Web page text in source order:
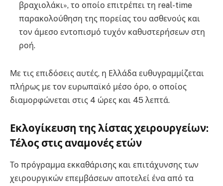
βραχιολάκι», το οποίο επιτρέπει τη real-time
παρακολούθηση της πορείας του ασθενούς και
τον άμεσο εντοπισμό τυχόν καθυστερήσεων στη
ροή.
Με τις επιδόσεις αυτές, η Ελλάδα ευθυγραμμίζεται
πλήρως με τον ευρωπαϊκό μέσο όρο, ο οποίος
διαμορφώνεται στις 4 ώρες και 45 λεπτά.
Εκλογίκευση της λίστας χειρουργείων:
Τέλος στις αναμονές ετών
Το πρόγραμμα εκκαθάρισης και επιτάχυνσης των
χειρουργικών επεμβάσεων αποτελεί ένα από τα